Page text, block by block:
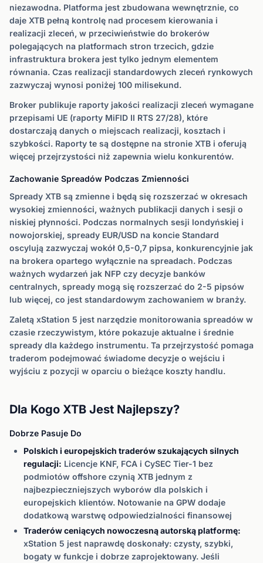
niezawodna. Platforma jest zbudowana wewnętrznie, co
daje XTB pełną kontrolę nad procesem kierowania i
realizacji zleceń, w przeciwieństwie do brokerów
polegających na platformach stron trzecich, gdzie
infrastruktura brokera jest tylko jednym elementem
równania. Czas realizacji standardowych zleceń rynkowych
zazwyczaj wynosi poniżej 100 milisekund.
Broker publikuje raporty jakości realizacji zleceń wymagane
przepisami UE (raporty MiFID II RTS 27/28), które
dostarczają danych o miejscach realizacji, kosztach i
szybkości. Raporty te są dostępne na stronie XTB i oferują
więcej przejrzystości niż zapewnia wielu konkurentów.
Zachowanie Spreadów Podczas Zmienności
Spready XTB są zmienne i będą się rozszerzać w okresach
wysokiej zmienności, ważnych publikacji danych i sesji o
niskiej płynności. Podczas normalnych sesji londyńskiej i
nowojorskiej, spready EUR/USD na koncie Standard
oscylują zazwyczaj wokół 0,5-0,7 pipsa, konkurencyjnie jak
na brokera opartego wyłącznie na spreadach. Podczas
ważnych wydarzeń jak NFP czy decyzje banków
centralnych, spready mogą się rozszerzać do 2-5 pipsów
lub więcej, co jest standardowym zachowaniem w branży.
Zaletą xStation 5 jest narzędzie monitorowania spreadów w
czasie rzeczywistym, które pokazuje aktualne i średnie
spready dla każdego instrumentu. Ta przejrzystość pomaga
traderom podejmować świadome decyzje o wejściu i
wyjściu z pozycji w oparciu o bieżące koszty handlu.
Dla Kogo XTB Jest Najlepszy?
Dobrze Pasuje Do
Polskich i europejskich traderów szukających silnych
regulacji: Licencje KNF, FCA i CySEC Tier-1 bez
podmiotów offshore czynią XTB jednym z
najbezpieczniejszych wyborów dla polskich i
europejskich klientów. Notowanie na GPW dodaje
dodatkową warstwę odpowiedzialności finansowej
Traderów ceniących nowoczesną autorską platformę:
xStation 5 jest naprawdę doskonały: czysty, szybki,
bogaty w funkcje i dobrze zaprojektowany. Jeśli